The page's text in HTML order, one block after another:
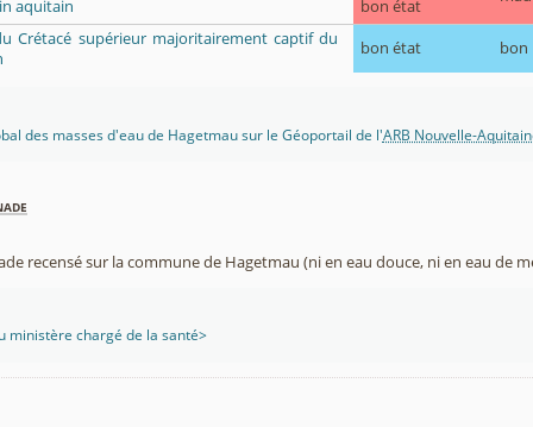
aquitain
bon état
Crétacé supérieur majoritairement captif du
bon état bon
des masses d'eau de Hagetmau sur le Géoportail de l'ARB Nouvelle-
recensé sur la commune de Hagetmau (ni en eau douce, ni en eau de
ministère chargé de la santé>